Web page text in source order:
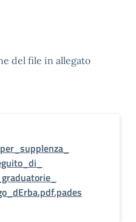
del file in allegato